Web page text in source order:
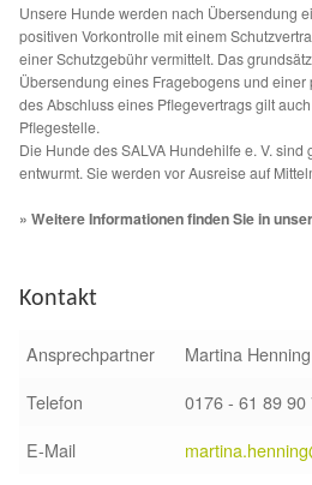
Spenden 2022
Juli bis Dezember 2022
Januar bis Juni 2022
Juli bis Dezember 2021
Fördermitgliedschaft
Unsere Hunde werden nach Übersendung
positiven Vorkontrolle mit einem
einer Schutzgebühr vermittelt. Das
Übersendung eines Fragebogens und
des Abschluss eines Pflegevertrags gilt
Pflegestelle.
Die Hunde des SALVA Hundehilfe e. V.
entwurmt. Sie werden vor Ausreise auf
» Weitere Informationen finden Sie in
Kontakt
Ansprechpartner
Martina Henning
Telefon
0176 - 61 89 90
E-Mail